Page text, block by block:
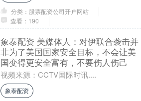
分类：股票配资公司开户网站
查看：190
象泰配资 美媒体人：对伊联合袭击并
非为了美国国家安全目标，不会让美
国变得更安全富有，不要伤人伤己
视频来源：CCTV国际时讯....
象泰配资